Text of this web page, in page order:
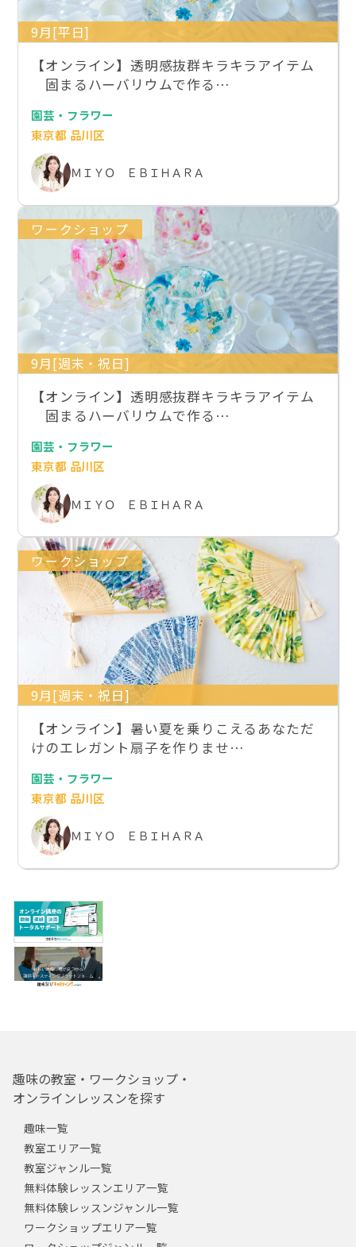
9月[平日]
【オンライン】透明感抜群キラキラアイテム
固まるハーバリウムで作る…
園芸・フラワー
東京都 品川区
ＭＩＹＯ ＥＢＩＨＡＲＡ
ワークショップ
9月[週末・祝日]
【オンライン】透明感抜群キラキラアイテム
固まるハーバリウムで作る…
園芸・フラワー
東京都 品川区
ＭＩＹＯ ＥＢＩＨＡＲＡ
ワークショップ
9月[週末・祝日]
【オンライン】暑い夏を乗りこえるあなただ
けのエレガント扇子を作りませ…
園芸・フラワー
東京都 品川区
ＭＩＹＯ ＥＢＩＨＡＲＡ
趣味の教室・ワークショップ・
オンラインレッスンを探す
趣味一覧
教室エリア一覧
教室ジャンル一覧
無料体験レッスンエリア一覧
無料体験レッスンジャンル一覧
ワークショップエリア一覧